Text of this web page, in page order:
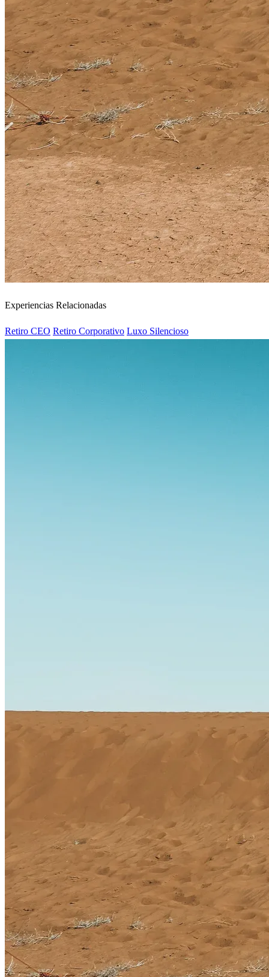
Experiencias Relacionadas
Retiro CEO Retiro Corporativo Luxo Silencioso